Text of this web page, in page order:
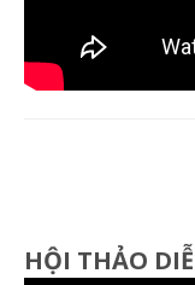
HỘI THẢO